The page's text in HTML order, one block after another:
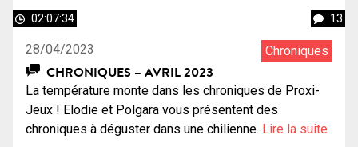
02:07:34 13
28/04/2023 Chroniques
CHRONIQUES – AVRIL 2023
La température monte dans les chroniques de Proxi-
Jeux ! Elodie et Polgara vous présentent des
chroniques à déguster dans une chilienne. Lire la suite